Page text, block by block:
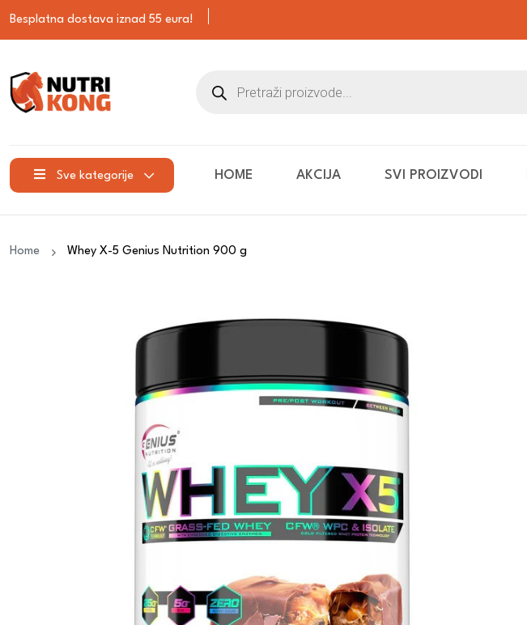
Besplatna dostava iznad 55 eura!
Sve kategorije HOME AKCIJA SVI PROIZVODI
Home Whey X-5 Genius Nutrition 900 g